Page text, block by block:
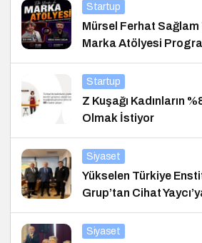
Startup
Mürsel Ferhat Sağlam
Marka Atölyesi
Startup
Z Kuşağı Kadınların
Olmak İstiyor
Siyaset
Yükselen Türkiye
Grup’tan Cihat
Siyaset